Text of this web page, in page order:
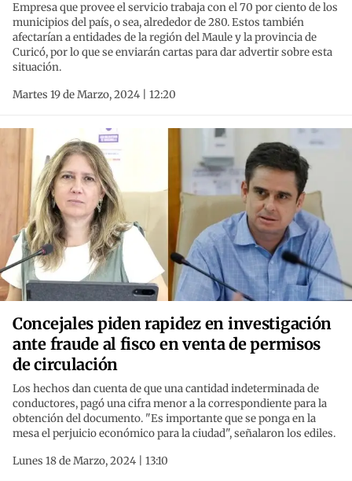
Empresa que provee el servicio trabaja con el 70 por ciento de los
municipios del país, o sea, alrededor de 280. Estos también
afectarían a entidades de la región del Maule y la provincia de
Curicó, por lo que se enviarán cartas para dar advertir sobre esta
situación.
Martes 19 de Marzo, 2024 | 12:20
Concejales piden rapidez en investigación
ante fraude al fisco en venta de permisos
de circulación
Los hechos dan cuenta de que una cantidad indeterminada de
conductores, pagó una cifra menor a la correspondiente para la
obtención del documento. "Es importante que se ponga en la
mesa el perjuicio económico para la ciudad", señalaron los ediles.
Lunes 18 de Marzo, 2024 | 13:10